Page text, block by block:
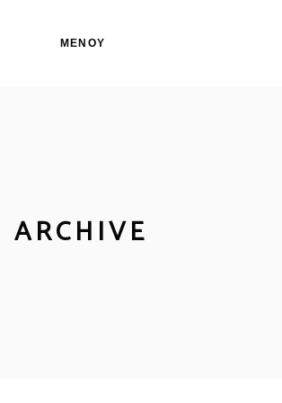
ΜΕΝΟΎ
ARCHIVE